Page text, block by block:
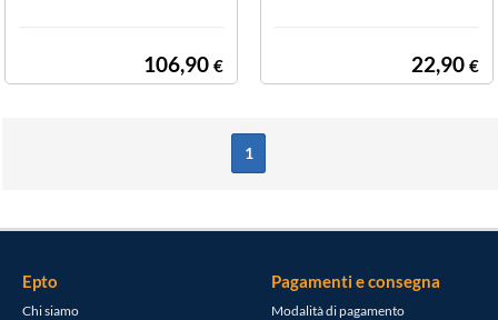
106,90 € 22,90 €
1
Epto
Chi siamo
Pagamenti e consegna
Modalità di pagamento